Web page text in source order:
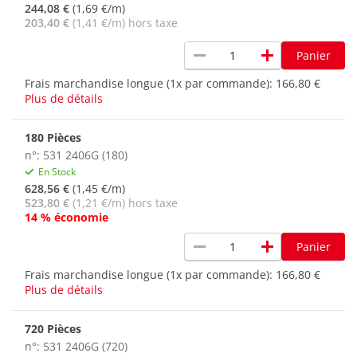
244,08 € (1,69 €/m)
203,40 € (1,41 €/m) hors taxe
remove add
Panier
Frais marchandise longue (1x par commande): 166,80 €
Plus de détails
180 Pièces
n°: 531 2406G (180)
En Stock
628,56 € (1,45 €/m)
523,80 € (1,21 €/m) hors taxe
14 % économie
remove add
Panier
Frais marchandise longue (1x par commande): 166,80 €
Plus de détails
720 Pièces
n°: 531 2406G (720)